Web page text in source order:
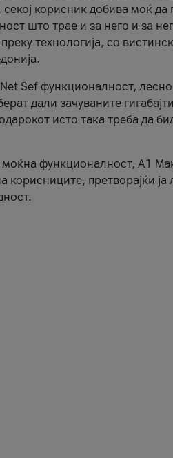
корисник добива моќ да
што трае и за него и за
технологија, со
Sef функционалност,
дали зачуваните
исто така треба да
функционалност, А1
корисниците, претворајќи